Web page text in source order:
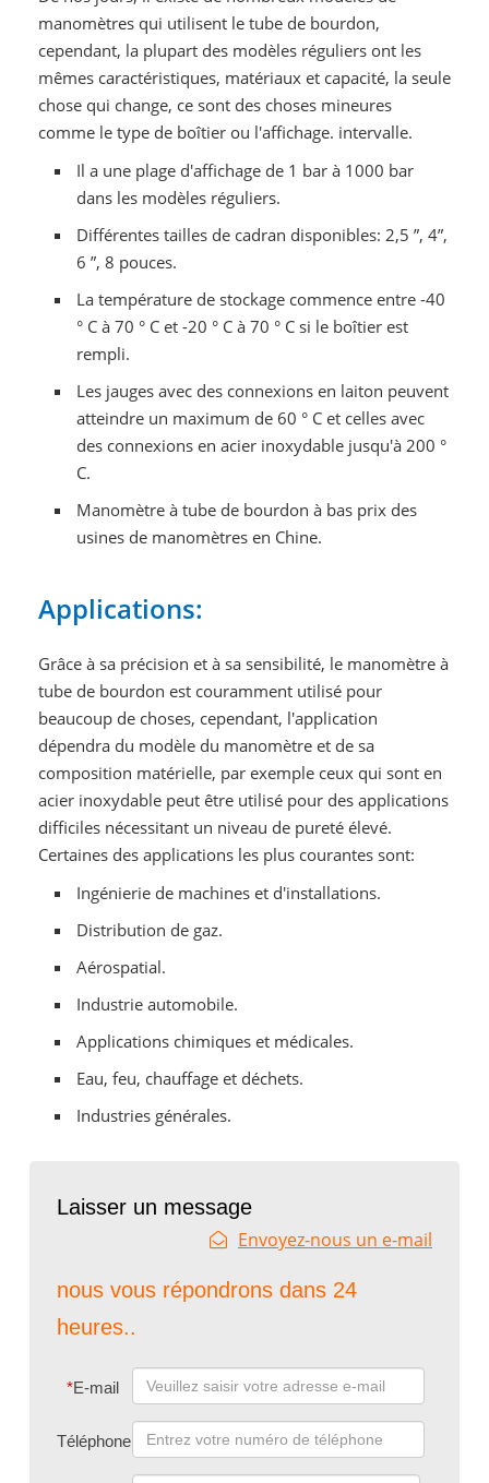
manomètres qui utilisent le tube de bourdon,
cependant, la plupart des modèles réguliers ont les
mêmes caractéristiques, matériaux et capacité, la seule
chose qui change, ce sont des choses mineures
comme le type de boîtier ou l'affichage. intervalle.
Il a une plage d'affichage de 1 bar à 1000 bar
dans les modèles réguliers.
Différentes tailles de cadran disponibles: 2,5 ”, 4”,
6 ”, 8 pouces.
La température de stockage commence entre -40
° C à 70 ° C et -20 ° C à 70 ° C si le boîtier est
rempli.
Les jauges avec des connexions en laiton peuvent
atteindre un maximum de 60 ° C et celles avec
des connexions en acier inoxydable jusqu'à 200 °
C.
Manomètre à tube de bourdon à bas prix des
usines de manomètres en Chine.
Applications:
Grâce à sa précision et à sa sensibilité, le manomètre à
tube de bourdon est couramment utilisé pour
beaucoup de choses, cependant, l'application
dépendra du modèle du manomètre et de sa
composition matérielle, par exemple ceux qui sont en
acier inoxydable peut être utilisé pour des applications
difficiles nécessitant un niveau de pureté élevé.
Certaines des applications les plus courantes sont:
Ingénierie de machines et d'installations.
Distribution de gaz.
Aérospatial.
Industrie automobile.
Applications chimiques et médicales.
Eau, feu, chauffage et déchets.
Industries générales.
Laisser un message
Envoyez-nous un e-mail
nous vous répondrons dans 24
heures..
*E-mail
Téléphone